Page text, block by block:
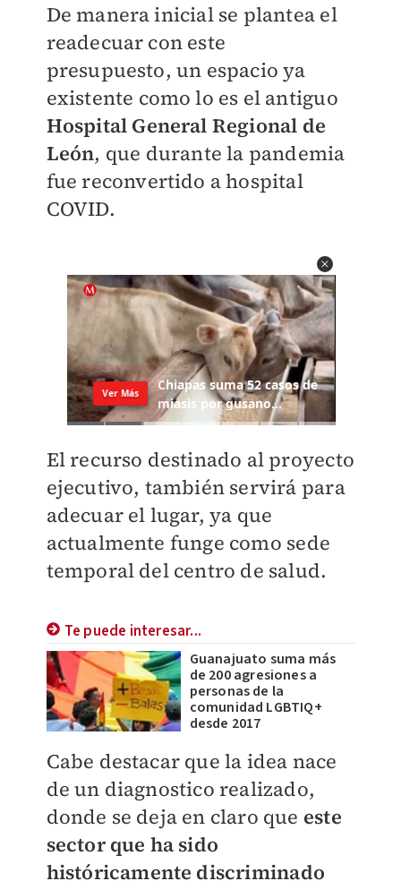
De manera inicial se plantea el
readecuar con este
presupuesto, un espacio ya
existente como lo es el antiguo
Hospital General Regional de
León, que durante la pandemia
fue reconvertido a hospital
COVID.
El recurso destinado al proyecto
ejecutivo, también servirá para
adecuar el lugar, ya que
actualmente funge como sede
temporal del centro de salud.
Te puede interesar...
Guanajuato suma más
de 200 agresiones a
personas de la
comunidad LGBTIQ+
desde 2017
Cabe destacar que la idea nace
de un diagnostico realizado,
donde se deja en claro que este
sector que ha sido
históricamente discriminado